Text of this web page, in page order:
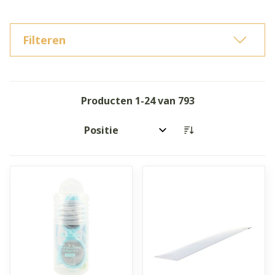
Filteren
Producten 1-24van 793
Sorteer op: